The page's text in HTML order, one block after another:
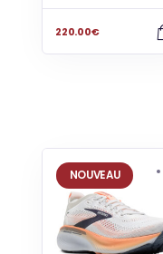
220.00€
NOUVEAU